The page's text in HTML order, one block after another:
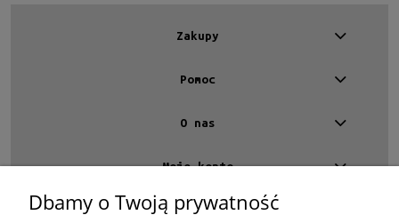
Zakupy
Pomoc
O nas
Moje konto
Kontakt
Dbamy o Twoją prywatność